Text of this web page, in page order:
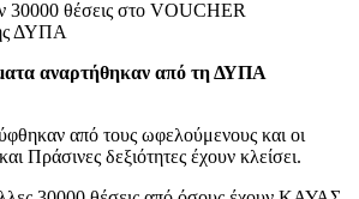
αναρτήθηκαν από τη ΔΥΠΑ
από τους ωφελούμενους και οι
Πράσινες δεξιότητες έχουν κλείσει.